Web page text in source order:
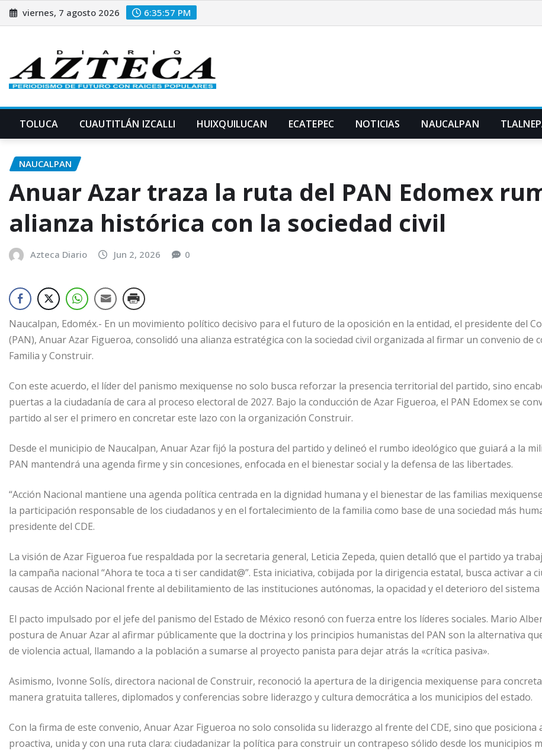
Saltar
al
viernes, 7 agosto 2026 6:35:58 PM
TOLUCA CUAUTITLÁN IZCALLI HUIXQUILUCAN ECATEPEC NOTICIAS NAUCALPAN
NAUCALPAN
Anuar Azar traza la ruta del PAN Edomex
alianza histórica con la sociedad civil
Azteca Diario Jun 2, 2026 0
Naucalpan, Edoméx.- En un movimiento político decisivo para el futuro de la oposición en la entidad, el presidente del
(PAN), Anuar Azar Figueroa, consolidó una alianza estratégica con la sociedad civil organizada al firmar un convenio de
Familia y Construir.
Con este acuerdo, el líder del panismo mexiquense no solo busca reforzar la presencia territorial del partido, sino
puertas a la ciudadanía de cara al proceso electoral de 2027. Bajo la conducción de Azar Figueroa, el PAN Edomex se
partido al ser el primero en concretar este lazo con la organización Construir.
Desde el municipio de Naucalpan, Anuar Azar fijó la postura del partido y delineó el rumbo ideológico que guiará a la
PAN mantendrá una agenda firme y sin concesiones, enfocada en el bienestar social y la defensa de las libertades.
“Acción Nacional mantiene una agenda política centrada en la dignidad humana y el bienestar de las familias
la participación responsable de los ciudadanos y en el fortalecimiento de la familia como base de una sociedad más
presidente del CDE.
La visión de Azar Figueroa fue respaldada por la secretaria general, Leticia Zepeda, quien detalló que el partido ya
la campaña nacional “Ahora te toca a ti ser candidat@”. Esta iniciativa, cobijada por la dirigencia estatal, busca activar
causas de Acción Nacional frente al debilitamiento de las instituciones autónomas, la opacidad y el deterioro del sistema
El pacto impulsado por el jefe del panismo del Estado de México resonó con fuerza entre los líderes sociales. Mario
postura de Anuar Azar al afirmar públicamente que la doctrina y los principios humanistas del PAN son la alternativa
de violencia actual, llamando a la población a sumarse al proyecto panista para dejar atrás la «crítica pasiva».
Asimismo, Ivonne Solís, directora nacional de Construir, reconoció la apertura de la dirigencia mexiquense para
manera gratuita talleres, diplomados y conferencias sobre liderazgo y cultura democrática a los municipios del estado.
Con la firma de este convenio, Anuar Azar Figueroa no solo consolida su liderazgo al frente del CDE, sino que
proactiva, unida y con una ruta clara: ciudadanizar la política para construir un contrapeso sólido desde los municipios